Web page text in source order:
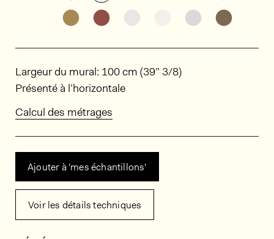
Découvrir d'autres variantes: HPE404
Découvrir d'autres variantes:
Découvrir d'autres
Découvrir d'autres
Découvrir
Dimensions
Largeur du mural: 100 cm (39” 3/8)
Présenté à l’horizontale
Calcul des métrages
Ajouter à 'mes échantillons'
Voir les détails techniques